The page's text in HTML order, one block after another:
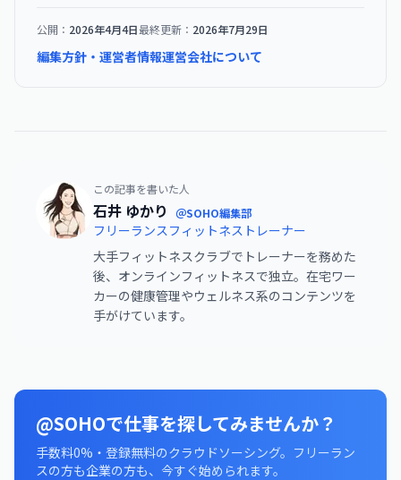
公開： 2026年4月4日最終更新： 2026年7月29日
編集方針・運営者情報運営会社について
この記事を書いた人
石井 ゆかり ＠SOHO編集部
フリーランスフィットネストレーナー
大手フィットネスクラブでトレーナーを務めた
後、オンラインフィットネスで独立。在宅ワー
カーの健康管理やウェルネス系のコンテンツを
手がけています。
@SOHOで仕事を探してみませんか？
手数料0%・登録無料のクラウドソーシング。フリーラン
スの方も企業の方も、今すぐ始められます。